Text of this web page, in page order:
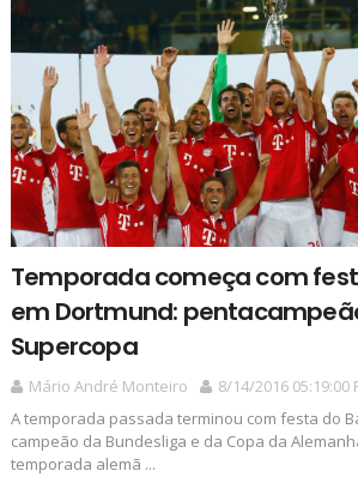
Temporada começa com
em Dortmund:
Supercopa
Mário André Monteiro
8/14/2016 05:19:00
A temporada passada terminou com festa do
campeão da Bundesliga e da Copa da
temporada alemã ...